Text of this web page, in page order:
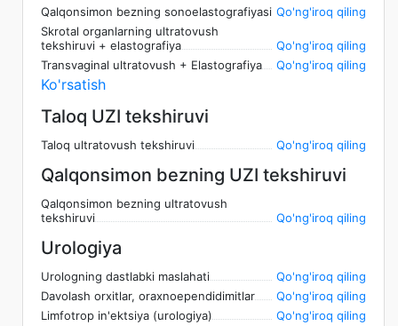
Qalqonsimon bezning sonoelastografiyasi Qo'ng'iroq qiling
Skrotal organlarning ultratovush
tekshiruvi + elastografiya
Qo'ng'iroq qiling
Transvaginal ultratovush + Elastografiya
Qo'ng'iroq qiling
Ko'rsatish
Taloq UZI tekshiruvi
Taloq ultratovush tekshiruvi Qo'ng'iroq qiling
Qalqonsimon bezning UZI tekshiruvi
Qalqonsimon bezning ultratovush
tekshiruvi
Qo'ng'iroq qiling
Urologiya
Urologning dastlabki maslahati
Qo'ng'iroq qiling
Davolash orxitlar, oraxnoependidimitlar
Qo'ng'iroq qiling
Limfotrop in'ektsiya (urologiya)
Qo'ng'iroq qiling